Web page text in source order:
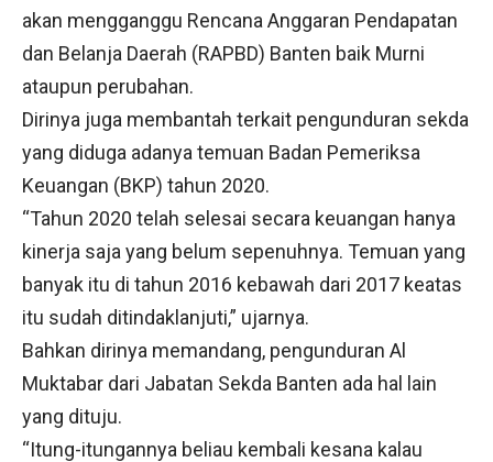
akan mengganggu Rencana Anggaran Pendapatan
dan Belanja Daerah (RAPBD) Banten baik Murni
ataupun perubahan.
Dirinya juga membantah terkait pengunduran sekda
yang diduga adanya temuan Badan Pemeriksa
Keuangan (BKP) tahun 2020.
“Tahun 2020 telah selesai secara keuangan hanya
kinerja saja yang belum sepenuhnya. Temuan yang
banyak itu di tahun 2016 kebawah dari 2017 keatas
itu sudah ditindaklanjuti,” ujarnya.
Bahkan dirinya memandang, pengunduran Al
Muktabar dari Jabatan Sekda Banten ada hal lain
yang dituju.
“Itung-itungannya beliau kembali kesana kalau